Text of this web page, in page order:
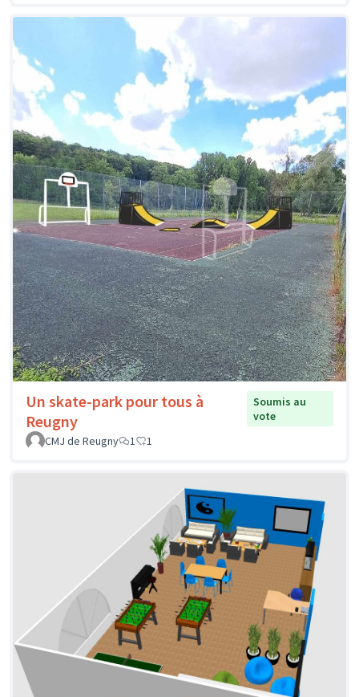
Un skate-park pour tous à
Reugny
Soumis au
vote
CMJ de Reugny
1 1